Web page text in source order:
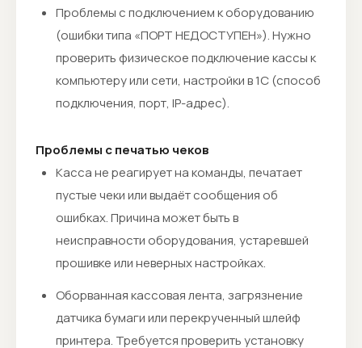
Проблемы с подключением к оборудованию
(ошибки типа «ПОРТ НЕДОСТУПЕН»). Нужно
проверить физическое подключение кассы к
компьютеру или сети, настройки в 1С (способ
подключения, порт, IP-адрес).
Проблемы с печатью чеков
Касса не реагирует на команды, печатает
пустые чеки или выдаёт сообщения об
ошибках. Причина может быть в
неисправности оборудования, устаревшей
прошивке или неверных настройках.
Оборванная кассовая лента, загрязнение
датчика бумаги или перекрученный шлейф
принтера. Требуется проверить установку